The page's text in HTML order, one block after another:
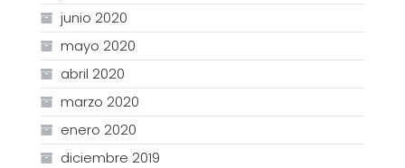
junio 2020
mayo 2020
abril 2020
marzo 2020
enero 2020
diciembre 2019